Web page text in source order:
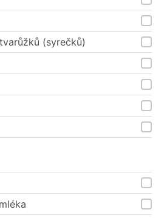
(syrečků)